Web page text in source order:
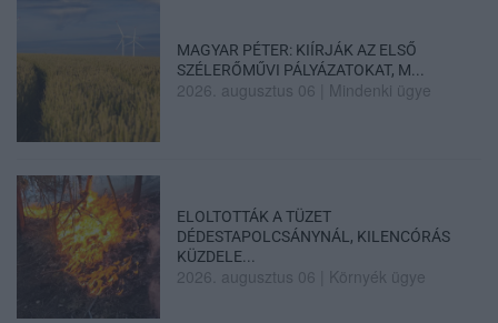
MAGYAR PÉTER: KIÍRJÁK AZ ELSŐ
SZÉLERŐMŰVI PÁLYÁZATOKAT, M...
2026. augusztus 06 Mindenki ügye
ELOLTOTTÁK A TÜZET
DÉDESTAPOLCSÁNYNÁL, KILENCÓRÁS
KÜZDELE...
2026. augusztus 06 Környék ügye